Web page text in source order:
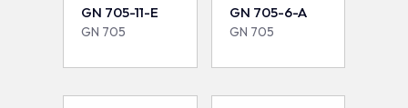
GN 705-11-E
GN 705
GN 705-6-A
GN 705